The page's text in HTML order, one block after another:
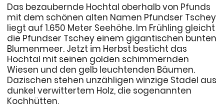
Das bezaubernde Hochtal oberhalb von Pfunds
mit dem schönen alten Namen Pfundser Tschey
liegt auf 1.650 Meter Seehöhe. Im Frühling gleicht
die Pfundser Tschey einem gigantischen bunten
Blumenmeer. Jetzt im Herbst besticht das
Hochtal mit seinen golden schimmernden
Wiesen und den gelb leuchtenden Bäumen.
Dazischen stehen unzähligen winzige Stadel aus
dunkel verwittertem Holz, die sogenannten
Kochhütten.